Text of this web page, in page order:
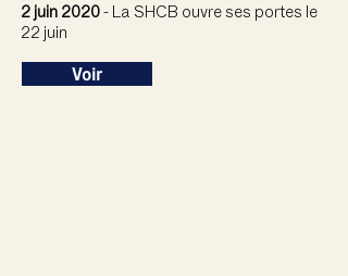
2 juin 2020- La SHCB ouvre ses portes le
22 juin
Voir